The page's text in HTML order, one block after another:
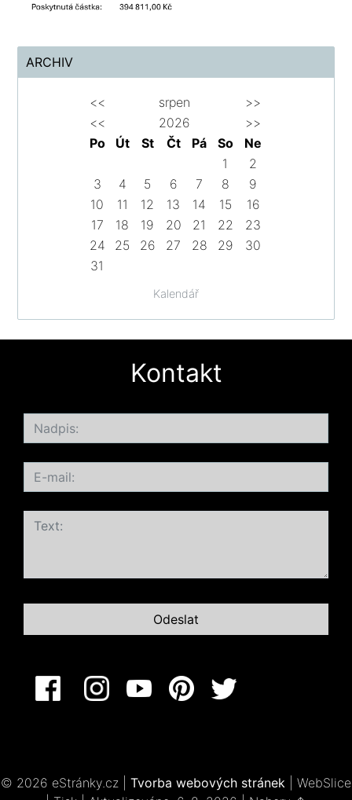
ARCHIV
Kalendář
<< srpen
>>
<<
2026
>>
Po
Út St Čt Pá So
Ne
1
2
3
4 5 6 7 8
9
10
11 12 13 14 15
16
17
18 19 20 21 22
23
24
25 26 27 28 29
30
31
Kontakt
© 2026 eStránky.cz Tvorba webových stránek
WebSlice